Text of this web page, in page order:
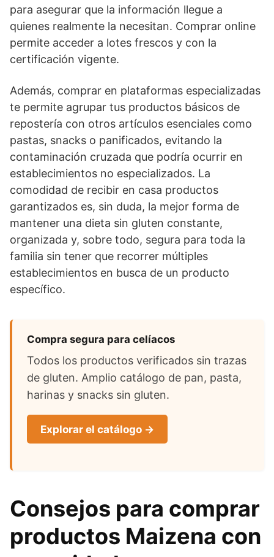
para asegurar que la información llegue a
quienes realmente la necesitan. Comprar online
permite acceder a lotes frescos y con la
certificación vigente.
Además, comprar en plataformas especializadas
te permite agrupar tus productos básicos de
repostería con otros artículos esenciales como
pastas, snacks o panificados, evitando la
contaminación cruzada que podría ocurrir en
establecimientos no especializados. La
comodidad de recibir en casa productos
garantizados es, sin duda, la mejor forma de
mantener una dieta sin gluten constante,
organizada y, sobre todo, segura para toda la
familia sin tener que recorrer múltiples
establecimientos en busca de un producto
específico.
Compra segura para celíacos
Todos los productos verificados sin trazas
de gluten. Amplio catálogo de pan, pasta,
harinas y snacks sin gluten.
Explorar el catálogo →
Consejos para comprar
productos Maizena con